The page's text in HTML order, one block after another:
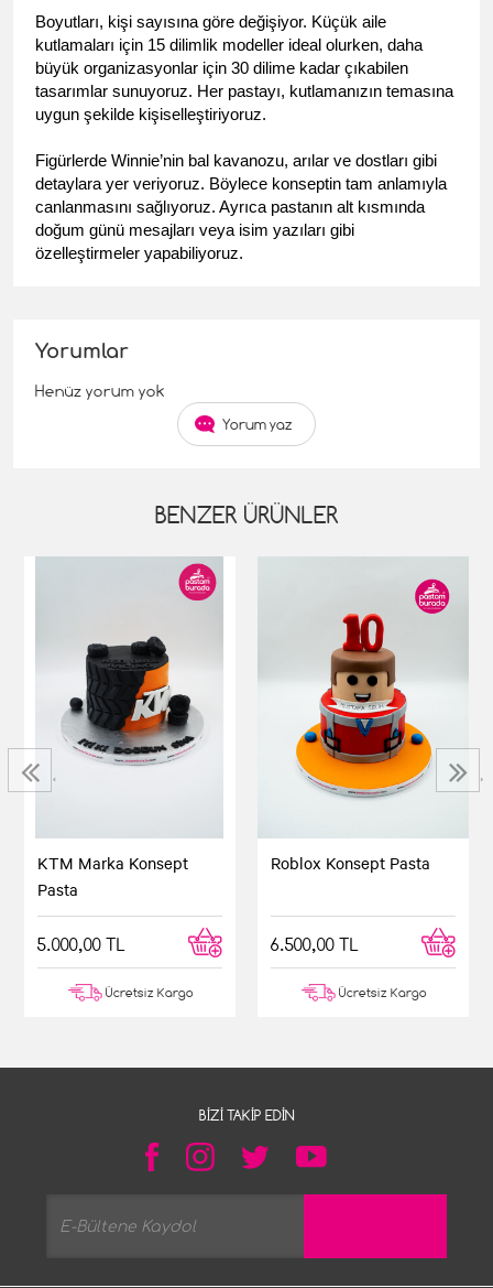
Boyutları, kişi sayısına göre değişiyor. Küçük aile
kutlamaları için 15 dilimlik modeller ideal olurken, daha
büyük organizasyonlar için 30 dilime kadar çıkabilen
tasarımlar sunuyoruz. Her pastayı, kutlamanızın temasına
uygun şekilde kişiselleştiriyoruz.
Figürlerde Winnie’nin bal kavanozu, arılar ve dostları gibi
detaylara yer veriyoruz. Böylece konseptin tam anlamıyla
canlanmasını sağlıyoruz. Ayrıca pastanın alt kısmında
doğum günü mesajları veya isim yazıları gibi
özelleştirmeler yapabiliyoruz.
Yorumlar
Henüz yorum yok
Yorum yaz
BENZER ÜRÜNLER
KTM Marka Konsept
Pasta
5.000,00 TL
Ücretsiz Kargo
Roblox Konsept Pasta
6.500,00 TL
Ücretsiz Kargo
‹ ›
BIZI TAKIP EDIN